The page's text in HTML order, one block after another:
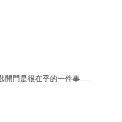
門是很在乎的一件事......